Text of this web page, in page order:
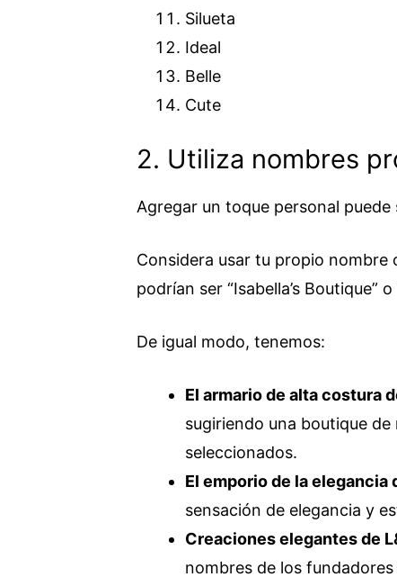
Silueta
Ideal
Belle
Cute
2. Utiliza nombres
Agregar un toque personal
Considera usar tu propio nombre
podrían ser “Isabella’s Boutique” o
De igual modo, tenemos:
El armario de alta costura
sugiriendo una boutique
seleccionados.
El emporio de la elegancia
sensación de elegancia y
Creaciones elegantes de
nombres de los